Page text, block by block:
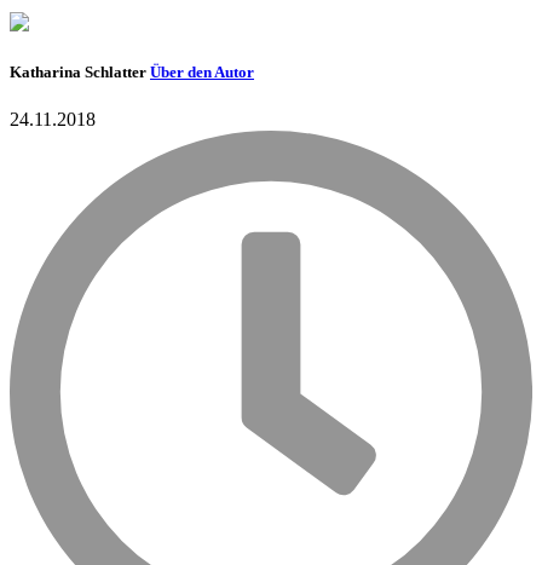
Katharina Schlatter Über den Autor
24.11.2018